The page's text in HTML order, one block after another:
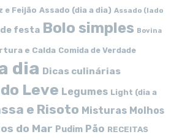
e Feijão Assado (dia a dia) Assado (lado
festa Bolo simples Bovina
e Calda Comida de Verdade
dia Dicas culinárias
Leve Legumes Light (dia a
e Risoto Misturas Molhos
do Mar Pudim Pão RECEITAS